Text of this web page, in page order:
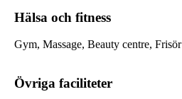
Hälsa och fitness
Gym, Massage, Beauty centre, Frisör
Övriga faciliteter